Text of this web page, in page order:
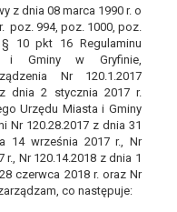
z dnia 08 marca 1990 r. o
poz. 994, poz. 1000, poz.
10 pkt 16 Regulaminu
i Gminy w Gryfinie,
Nr 120.1.2017
dnia 2 stycznia 2017 r.
Urzędu Miasta i Gminy
Nr 120.28.2017 z dnia 31
14 września 2017 r., Nr
Nr 120.14.2018 z dnia 1
czerwca 2018 r. oraz Nr
co następuje:
administratora
trzecią.
z Pani/Pana
razie wniesienia
nie może już
osobowych, chyba
ważnych prawnie
do przetwarzania,
praw i
dotyczą, lub